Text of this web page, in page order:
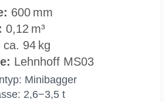
To.
600 mm
0,12 m³
ca. 94 kg
Lehn­hoff MS03
Mi­ni­bag­ger
2,6−3,5 t